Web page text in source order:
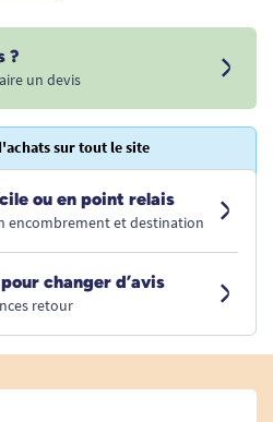
?
un devis
sur tout le site
ou en point relais
encombrement et destination
changer d’avis
retour